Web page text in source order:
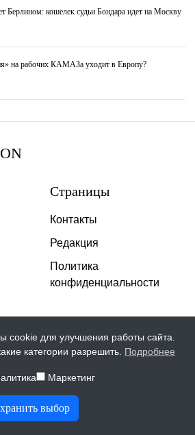
Берлином: кошелек судьи Бондара идет на Москву
на рабочих КАМАЗа уходит в Европу?
Страницы
Контакты
Редакция
Политика
конфиденциальности
cookie для улучшения работы сайта.
категории разрешить. Подробнее
Маркетинг
выбор